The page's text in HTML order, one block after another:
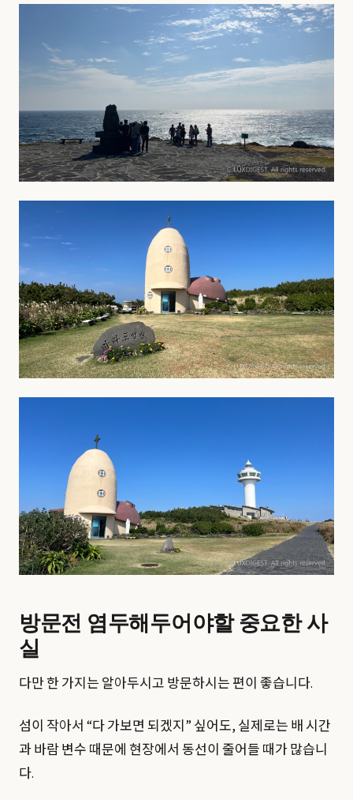
방문전 염두해두어야할 중요한 사
실
다만 한 가지는 알아두시고 방문하시는 편이 좋습니다.
섬이 작아서 “다 가보면 되겠지” 싶어도, 실제로는 배 시간
과 바람 변수 때문에 현장에서 동선이 줄어들 때가 많습니
다.